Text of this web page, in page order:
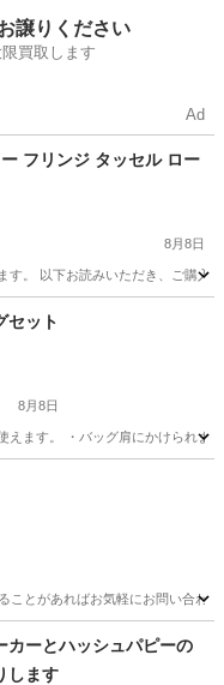
譲りください
買取します
Ad
フリンジ タッセル ロー
8月8日
す。 以下お読みいただき、ご購
セット
8月8日
えます。 ・バッグ肩にかけられ
ことがあればお気軽にお問い合わ
カーとハッシュパピーの
します